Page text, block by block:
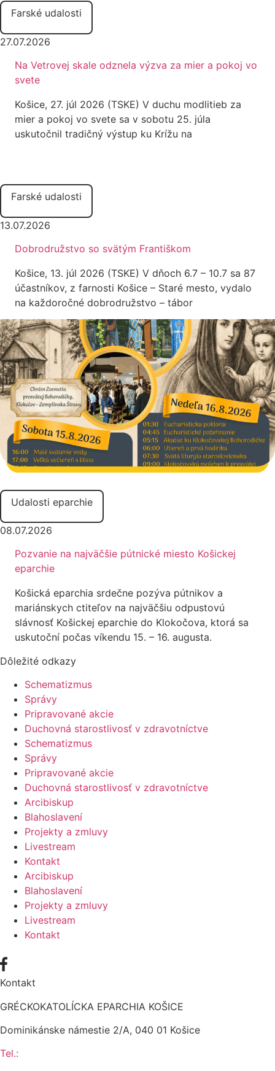
Farské udalosti
27.07.2026
Na Vetrovej skale odznela výzva za mier a pokoj vo
svete
Košice, 27. júl 2026 (TSKE) V duchu modlitieb za
mier a pokoj vo svete sa v sobotu 25. júla
uskutočnil tradičný výstup ku Krížu na
Farské udalosti
13.07.2026
Dobrodružstvo so svätým Františkom
Košice, 13. júl 2026 (TSKE) V dňoch 6.7 – 10.7 sa 87
účastníkov, z farnosti Košice – Staré mesto, vydalo
na každoročné dobrodružstvo – tábor
Udalosti eparchie
08.07.2026
Pozvanie na najväčšie pútnické miesto Košickej
eparchie
Košická eparchia srdečne pozýva pútnikov a
mariánskych ctiteľov na najväčšiu odpustovú
slávnosť Košickej eparchie do Klokočova, ktorá sa
uskutoční počas víkendu 15. – 16. augusta.
Dôležité odkazy
Schematizmus
Správy
Pripravované akcie
Duchovná starostlivosť v zdravotníctve
Schematizmus
Správy
Pripravované akcie
Duchovná starostlivosť v zdravotníctve
Arcibiskup
Blahoslavení
Projekty a zmluvy
Livestream
Kontakt
Arcibiskup
Blahoslavení
Projekty a zmluvy
Livestream
Kontakt
Kontakt
GRÉCKOKATOLÍCKA EPARCHIA KOŠICE
Dominikánske námestie 2/A, 040 01 Košice
Tel.: